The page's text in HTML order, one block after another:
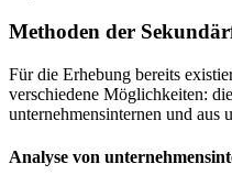
Methoden der
Für die Erhebung bereits
verschiedene Möglichkeiten:
unternehmensinternen und aus
Analyse von